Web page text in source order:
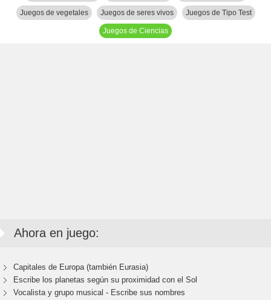
Juegos de vegetales Juegos de seres vivos Juegos de Tipo Test
Juegos de Ciencias
Ahora en juego:
Capitales de Europa (también Eurasia)
Escribe los planetas según su proximidad con el Sol
Vocalista y grupo musical - Escribe sus nombres